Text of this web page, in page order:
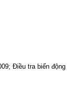
Điều tra biến động